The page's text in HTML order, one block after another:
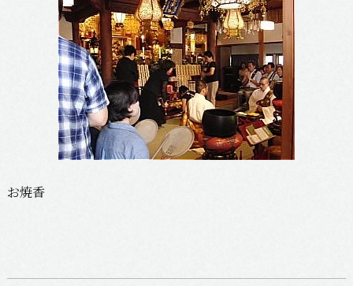
お焼香